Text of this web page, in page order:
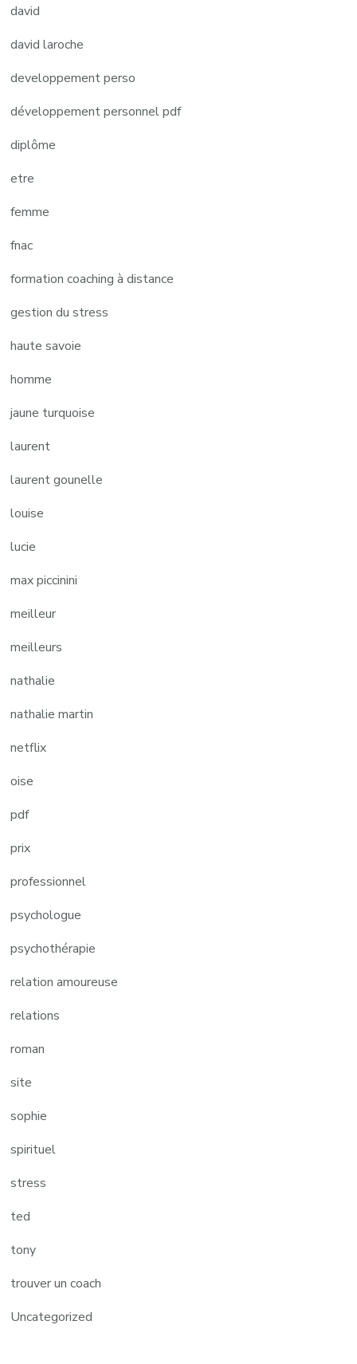
david
david laroche
developpement perso
développement personnel pdf
diplôme
etre
femme
fnac
formation coaching à distance
gestion du stress
haute savoie
homme
jaune turquoise
laurent
laurent gounelle
louise
lucie
max piccinini
meilleur
meilleurs
nathalie
nathalie martin
netflix
oise
pdf
prix
professionnel
psychologue
psychothérapie
relation amoureuse
relations
roman
site
sophie
spirituel
stress
ted
tony
trouver un coach
Uncategorized